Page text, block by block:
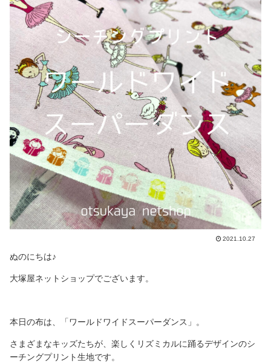
2021.10.27
ぬのにちは♪
大塚屋ネットショップでございます。
本日の布は、「ワールドワイドスーパーダンス」。
さまざまなキッズたちが、楽しくリズミカルに踊るデザインのシ
ーチングプリント生地です。